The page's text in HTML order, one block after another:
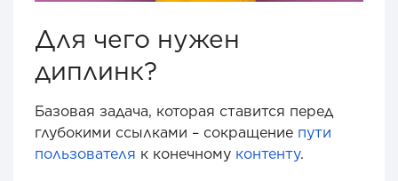
Для чего нужен
диплинк?
Базовая задача, которая ставится перед
глубокими ссылками – сокращение пути
пользователя к конечному контенту.